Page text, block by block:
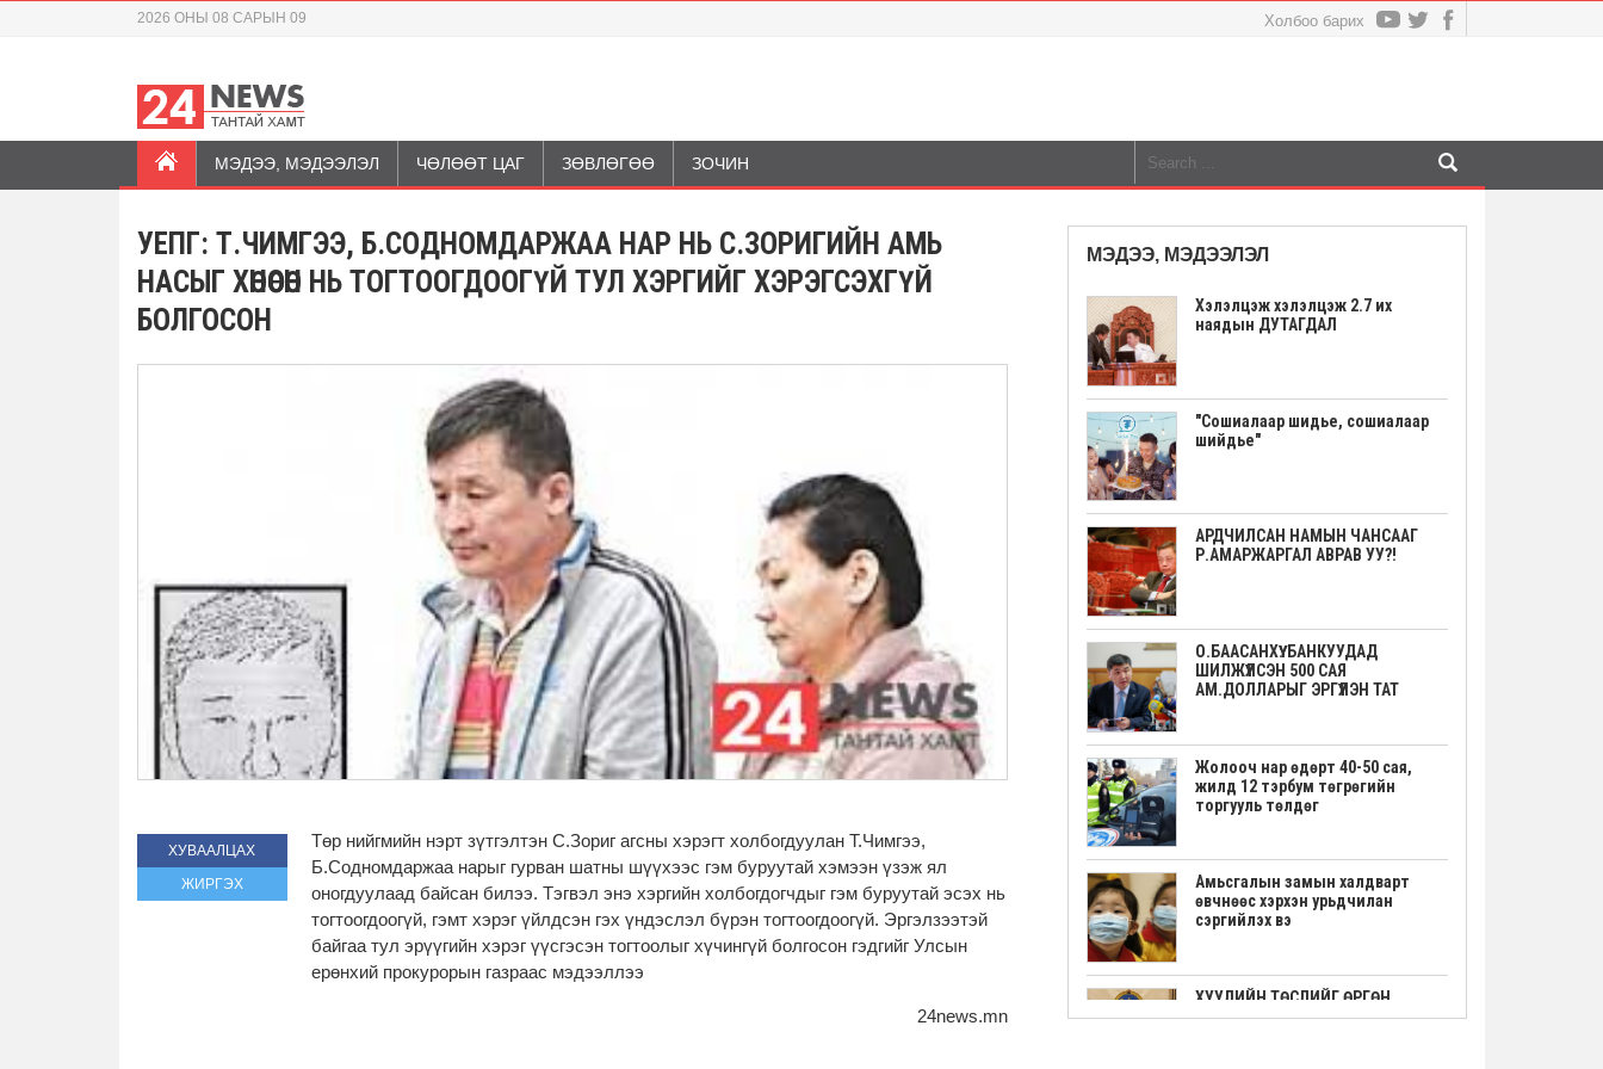
2026 ОНЫ 08 САРЫН 09 Холбоо барих
МЭДЭЭ, МЭДЭЭЛЭЛ ЧӨЛӨӨТ ЦАГ ЗӨВЛӨГӨӨ ЗОЧИН
МЭДЭЭ, МЭДЭЭЛЭЛ
Хэлэлцэж хэлэлцэж 2.7 их
наядын ДУТАГДАЛ
"Сошиалаар шидье, сошиалаар
шийдье"
АРДЧИЛСАН НАМЫН ЧАНСААГ
Р.АМАРЖАРГАЛ АВРАВ УУ?!
О.БААСАНХҮҮ: БАНКУУДАД
ШИЛЖҮҮЛСЭН 500 САЯ
АМ.ДОЛЛАРЫГ ЭРГҮҮЛЭН ТАТ
Жолооч нар өдөрт 40-50 сая,
жилд 12 тэрбум төгрөгийн
торгууль төлдөг
Амьсгалын замын халдварт
өвчнөөс хэрхэн урьдчилан
сэргийлэх вэ
ХУУЛИЙН ТӨСЛИЙГ ӨРГӨН
МЭДҮҮЛЭВ
УЕПГ: Т.ЧИМГЭЭ, Б.СОДНОМДАРЖАА НАР НЬ С.ЗОРИГИЙН АМЬ
НАСЫГ ХӨНӨӨСӨН НЬ ТОГТООГДООГҮЙ ТУЛ ХЭРГИЙГ ХЭРЭГСЭХГҮЙ
БОЛГОСОН
ХУВААЛЦАХ
ЖИРГЭХ
Төр нийгмийн нэрт зүтгэлтэн С.Зориг агсны хэрэгт холбогдуулан Т.Чимгээ,
Б.Содномдаржаа нарыг гурван шатны шүүхээс гэм буруутай хэмээн үзэж ял
оногдуулаад байсан билээ. Тэгвэл энэ хэргийн холбогдогчдыг гэм буруутай эсэх нь
тогтоогдоогүй, гэмт хэрэг үйлдсэн гэх үндэслэл бүрэн тогтоогдоогүй. Эргэлзээтэй
байгаа тул эрүүгийн хэрэг үүсгэсэн тогтоолыг хүчингүй болгосон гэдгийг Улсын
ерөнхий прокурорын газраас мэдээллээ
24news.mn